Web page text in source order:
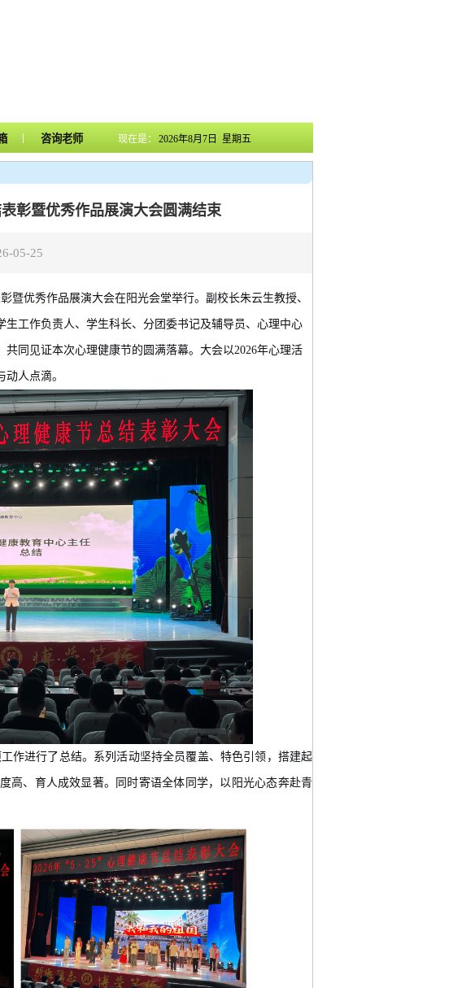
| 咨询老师 现在是： 2026年8月7日 星期五
彰暨优秀作品展演大会圆满结束
05-25
暨优秀作品展演大会在阳光会堂举行。副校长朱云生教授、
工作负责人、学生科长、分团委书记及辅导员、 心理中心
共同见证本次心理健康节的 圆满落幕。 大会以 2026年心理活
动人点滴。
工作进行了 总结。 系列活动坚持全员覆盖、 特色引领， 搭建起
高、育人成效显著。 同时寄语全体 同学，以阳光心态奔赴青